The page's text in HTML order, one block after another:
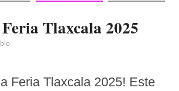
Tlaxcala 2025
Feria Tlaxcala 2025! Este